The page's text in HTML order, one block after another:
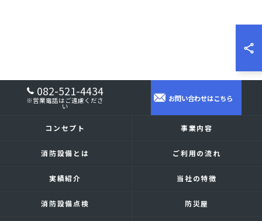
082-521-4434
※営業電話はご遠慮くださ
い
お問い合わせはこちら
コンセプト 事業内容
消防設備とは ご利用の流れ
実績紹介 当社の特徴
消防設備点検 防災屋